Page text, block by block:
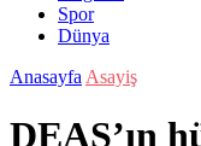
Spor
Dünya
Anasayfa Asayiş
DEAŞ’ın